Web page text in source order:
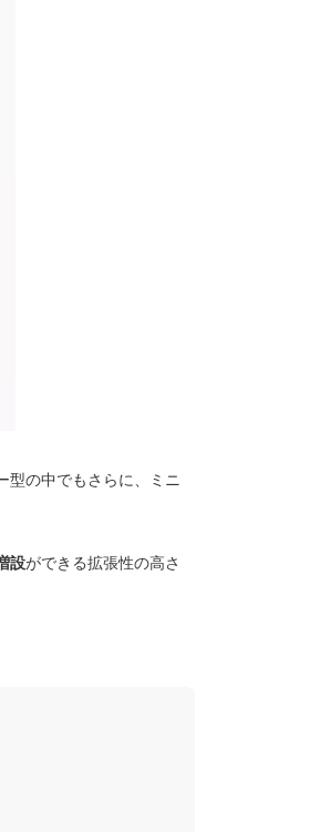
型の中でもさらに、ミニ
設ができる拡張性の高さ